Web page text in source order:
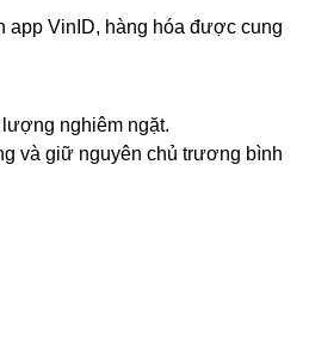
app VinID, hàng hóa được cung
nghiêm ngặt.
và giữ nguyên chủ trương bình